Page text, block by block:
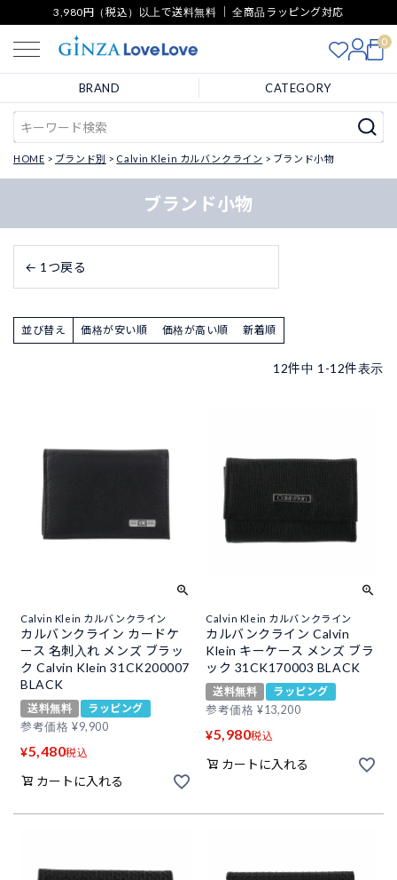
3,980円（税込）以上で送料無料 ｜ 全商品ラッピング対応
0
BRAND CATEGORY
HOME ブランド別 Calvin Klein カルバンクライン ブランド小物
ブランド小物
← 1つ戻る
並び替え 価格が安い順 価格が高い順 新着順
12件中 1 -12件表示
Calvin Klein カルバンクライン
カルバンクライン カードケ
ース 名刺入れ メンズ ブラッ
ク Calvin Klein 31CK200007
BLACK
送料無料
ラッピング
参考価格 ¥9,900
¥5,480税込
カートに入れる
Calvin Klein カルバンクライン
カルバンクライン Calvin
Klein キーケース メンズ ブラ
ック 31CK170003 BLACK
送料無料
ラッピング
参考価格 ¥13,200
¥5,980税込
カートに入れる